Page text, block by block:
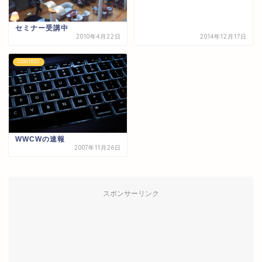
セミナー受講中
2010年4月22日 2014年12月17日
CONTEST
WWCWの速報
2007年11月26日
スポンサーリンク